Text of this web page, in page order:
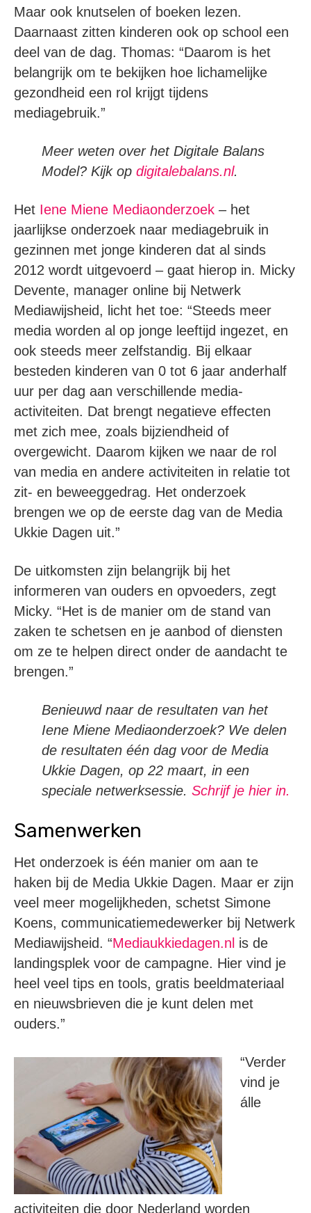
Maar ook knutselen of boeken lezen.
Daarnaast zitten kinderen ook op school een
deel van de dag. Thomas: “Daarom is het
belangrijk om te bekijken hoe lichamelijke
gezondheid een rol krijgt tijdens
mediagebruik.”
Meer weten over het Digitale Balans
Model? Kijk op digitalebalans.nl.
Het Iene Miene Mediaonderzoek – het
jaarlijkse onderzoek naar mediagebruik in
gezinnen met jonge kinderen dat al sinds
2012 wordt uitgevoerd – gaat hierop in. Micky
Devente, manager online bij Netwerk
Mediawijsheid, licht het toe: “Steeds meer
media worden al op jonge leeftijd ingezet, en
ook steeds meer zelfstandig. Bij elkaar
besteden kinderen van 0 tot 6 jaar anderhalf
uur per dag aan verschillende media-
activiteiten. Dat brengt negatieve effecten
met zich mee, zoals bijziendheid of
overgewicht. Daarom kijken we naar de rol
van media en andere activiteiten in relatie tot
zit- en beweeggedrag. Het onderzoek
brengen we op de eerste dag van de Media
Ukkie Dagen uit.”
De uitkomsten zijn belangrijk bij het
informeren van ouders en opvoeders, zegt
Micky. “Het is de manier om de stand van
zaken te schetsen en je aanbod of diensten
om ze te helpen direct onder de aandacht te
brengen.”
Benieuwd naar de resultaten van het
Iene Miene Mediaonderzoek? We delen
de resultaten één dag voor de Media
Ukkie Dagen, op 22 maart, in een
speciale netwerksessie. Schrijf je hier in.
Samenwerken
Het onderzoek is één manier om aan te
haken bij de Media Ukkie Dagen. Maar er zijn
veel meer mogelijkheden, schetst Simone
Koens, communicatiemedewerker bij Netwerk
Mediawijsheid. “Mediaukkiedagen.nl is de
landingsplek voor de campagne. Hier vind je
heel veel tips en tools, gratis beeldmateriaal
en nieuwsbrieven die je kunt delen met
ouders.”
“Verder
vind je
álle
activiteiten die door Nederland worden